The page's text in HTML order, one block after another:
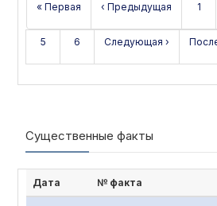
« Первая ‹ Предыдущая 1
5 6 Следующая ›
Существенные факты
Дата № факта